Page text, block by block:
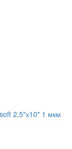
2,5"х10" 1 мкм